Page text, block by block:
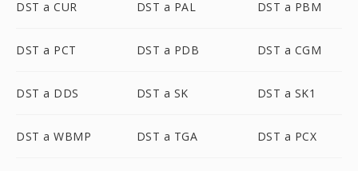
DST a CUR DST a PAL DST a PBM
DST a PCT DST a PDB DST a CGM
DST a DDS DST a SK DST a SK1
DST a WBMP DST a TGA DST a PCX